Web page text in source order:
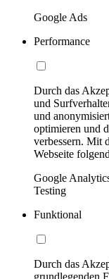
Google Ads
Performance
Durch das
und
und
optimieren und
verbessern. Mit
Webseite
Google
Testing
Funktional
Durch das
grundlegenden